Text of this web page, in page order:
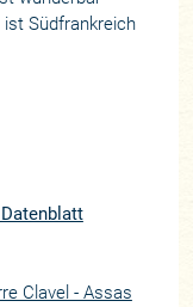
Südfrankreich
Datenblatt
Clavel - Assas